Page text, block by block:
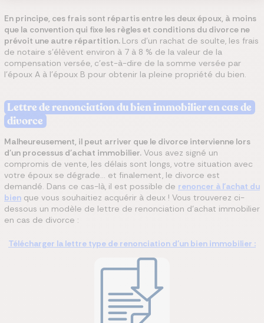
En principe, ces frais sont répartis entre les deux époux, à moins
que la convention qui fixe les règles et conditions du divorce ne
prévoit une autre répartition. Lors d’un rachat de soulte, les frais
de notaire s’élèvent environ à 7 à 8 % de la valeur de la
compensation versée, c’est-à-dire de la somme versée par
l’époux A à l’époux B pour obtenir la pleine propriété du bien.
Lettre de renonciation du bien immobilier en cas de
divorce
Malheureusement, il peut arriver que le divorce intervienne lors
d'un processus d'achat immobilier. Vous avez signé un
compromis de vente, les délais sont longs, votre situation avec
votre époux se dégrade... et finalement, le divorce est
demandé. Dans ce cas-là, il est possible de renoncer à l'achat du
bien que vous souhaitiez acquérir à deux ! Vous trouverez ci-
dessous un modèle de lettre de renonciation d'achat immobilier
en cas de divorce :
Télécharger la lettre type de renonciation d'un bien immobilier :